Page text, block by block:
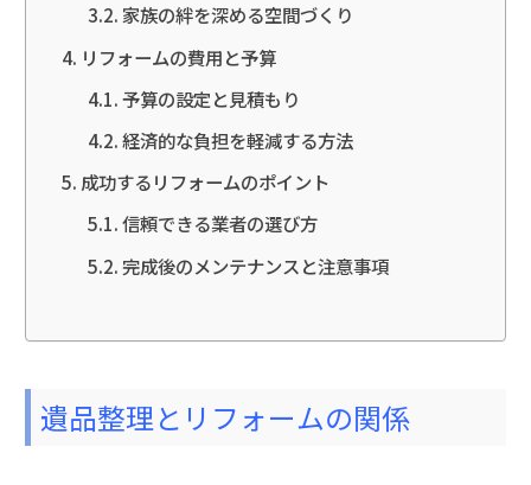
家族の絆を深める空間づくり
リフォームの費用と予算
予算の設定と見積もり
経済的な負担を軽減する方法
成功するリフォームのポイント
信頼できる業者の選び方
完成後のメンテナンスと注意事項
遺品整理とリフォームの関係